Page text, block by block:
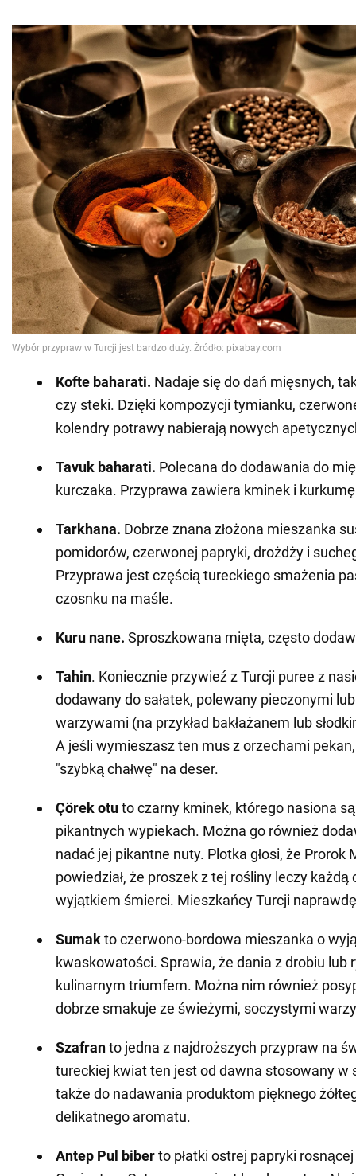
Kofte baharati. Nadaje się do dań mięsnych,
czy steki. Dzięki kompozycji tymianku,
kolendry potrawy nabierają nowych
Tavuk baharati. Polecana do dodawania do
kurczaka. Przyprawa zawiera kminek i
Tarkhana. Dobrze znana złożona mieszanka
pomidorów, czerwonej papryki, drożdży i
Przyprawa jest częścią tureckiego smażenia
czosnku na maśle.
Kuru nane. Sproszkowana mięta, często
Tahin. Koniecznie przywieź z Turcji puree z
dodawany do sałatek, polewany pieczonymi
warzywami (na przykład bakłażanem lub
A jeśli wymieszasz ten mus z orzechami
"szybką chałwę" na deser.
Çörek otuto czarny kminek, którego nasiona
pikantnych wypiekach. Można go również
nadać jej pikantne nuty. Plotka głosi, że Prorok
powiedział, że proszek z tej rośliny leczy każdą
wyjątkiem śmierci. Mieszkańcy Turcji
Sumakto czerwono-bordowa mieszanka o
kwaskowatości. Sprawia, że dania z drobiu lub
kulinarnym triumfem. Można nim również
dobrze smakuje ze świeżymi, soczystymi
Szafranto jedna z najdroższych przypraw na
tureckiej kwiat ten jest od dawna stosowany w
także do nadawania produktom pięknego
delikatnego aromatu.
Antep Pul biberto płatki ostrej papryki